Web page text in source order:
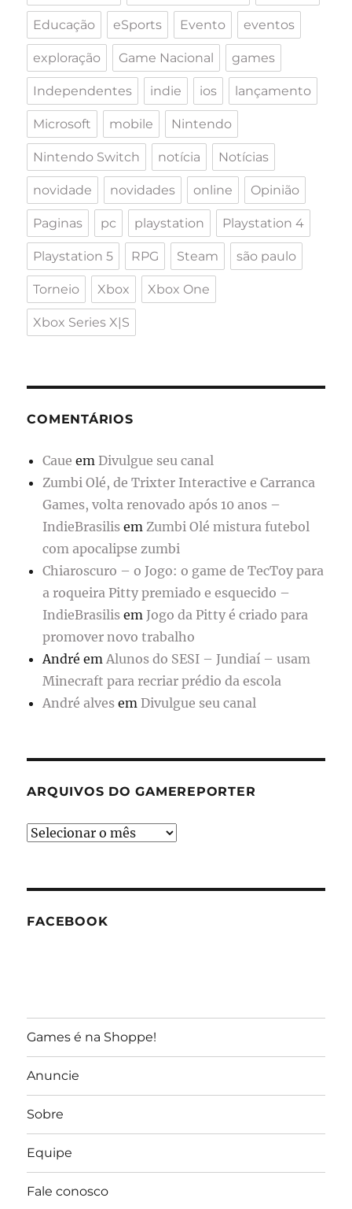
Educação eSports Evento eventos
exploração Game Nacional games
Independentes indie ios lançamento
Microsoft mobile Nintendo
Nintendo Switch notícia Notícias
novidade novidades online Opinião
Paginas pc playstation Playstation 4
Playstation 5 RPG Steam são paulo
Torneio Xbox Xbox One
Xbox Series X|S
COMENTÁRIOS
Caue em Divulgue seu canal
Zumbi Olé, de Trixter Interactive e Carranca
Games, volta renovado após 10 anos –
IndieBrasilis em Zumbi Olé mistura futebol
com apocalipse zumbi
Chiaroscuro – o Jogo: o game de TecToy para
a roqueira Pitty premiado e esquecido –
IndieBrasilis em Jogo da Pitty é criado para
promover novo trabalho
André em Alunos do SESI – Jundiaí – usam
Minecraft para recriar prédio da escola
André alves em Divulgue seu canal
ARQUIVOS DO GAMEREPORTER
Arquivos
FACEBOOK
Games é na Shoppe!
Anuncie
Sobre
Equipe
Fale conosco